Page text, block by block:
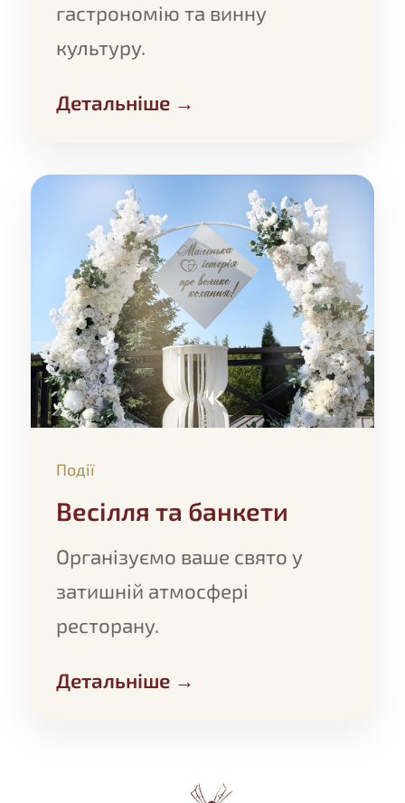
гастрономію та винну
культуру.
Детальніше →
Події
Весілля та банкети
Організуємо ваше свято у
затишній атмосфері
ресторану.
Детальніше →